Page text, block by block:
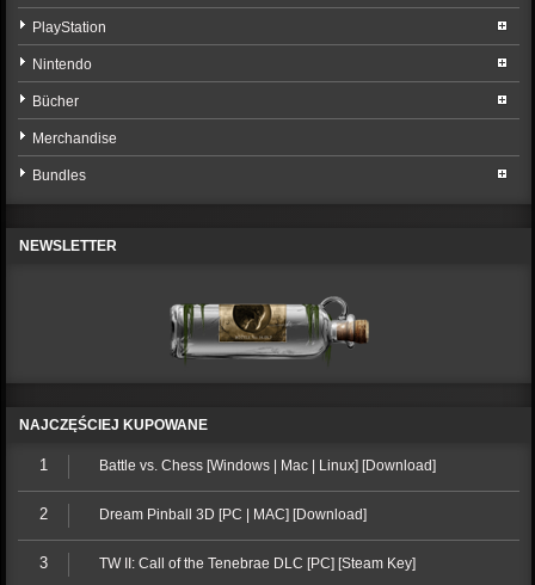
PlayStation
Nintendo
Bücher
Merchandise
Bundles
NEWSLETTER
NAJCZĘŚCIEJ KUPOWANE
1 Battle vs. Chess [Windows | Mac | Linux] [Download]
2 Dream Pinball 3D [PC | MAC] [Download]
3 TW II: Call of the Tenebrae DLC [PC] [Steam Key]